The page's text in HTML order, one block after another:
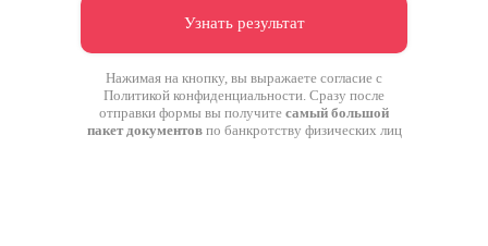
Узнать результат
Нажимая на кнопку, вы выражаете согласие с
Политикой конфиденциальности. Сразу после
отправки формы вы получите самый большой
пакет документовпо банкротству физических лиц